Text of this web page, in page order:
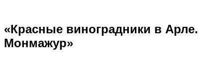
«Красные виноградники в Арле.
Монмажур»